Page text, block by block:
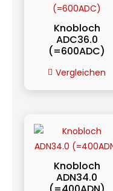
Knobloch
ADC36.0
(=600ADC)
Vergleichen
Knobloch
ADN34.0